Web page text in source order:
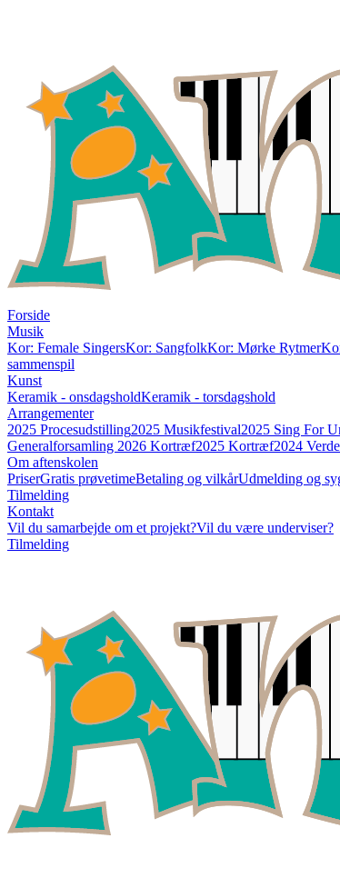
Forside
Musik
Kor: Female SingersKor: SangfolkKor: Mørke Rytmer
sammenspil
Kunst
Keramik - onsdagsholdKeramik - torsdagshold
Arrangementer
2025 Procesudstilling2025 Musikfestival2025 Sing For
Generalforsamling 2026 Kortræf2025 Kortræf2024
Om aftenskolen
PriserGratis prøvetimeBetaling og vilkårUdmelding og
Tilmelding
Kontakt
Vil du samarbejde om et projekt?Vil du være underviser?
Tilmelding